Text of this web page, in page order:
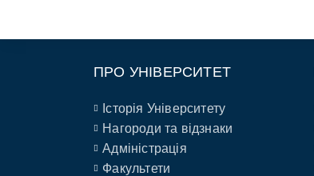
ПРО УНІВЕРСИТЕТ
Історія Університету
Нагороди та відзнаки
Адміністрація
Факультети